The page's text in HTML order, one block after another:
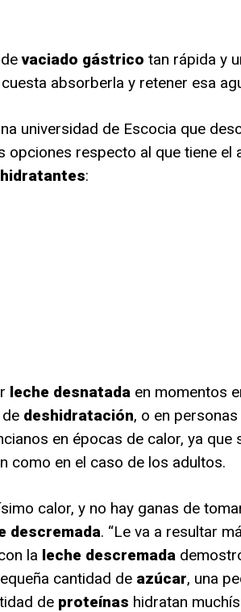
devaciado gástrico tan rápida y
absorberla y retener esa
universidad de Escocia que
respecto al que tiene el
:
leche desnatadaen momentos
deshidratación, o en
en épocas de calor, ya que
como en el caso de los adultos.
calor, y no hay ganas de
descremada. “Le va a resultar
la leche descremada
cantidad de azúcar, una
de proteínas hidratan